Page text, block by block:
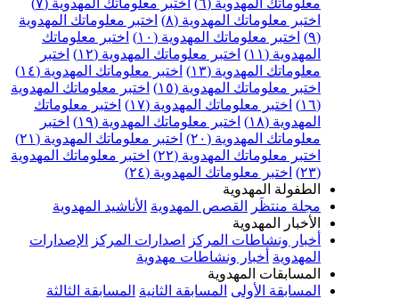
معلوماتك المهدوية (٦)
اختبر معلوماتك المهدوية (٧)
اختبر معلوماتك المهدوية (٨)
اختبر معلوماتك المهدوية
(٩)
اختبر معلوماتك المهدوية (١٠)
اختبر معلوماتك
المهدوية (١١)
اختبر معلوماتك المهدوية (١٢)
اختبر
معلوماتك المهدوية (١٣)
اختبر معلوماتك المهدوية (١٤)
اختبر معلوماتك المهدوية (١٥)
اختبر معلوماتك المهدوية
(١٦)
اختبر معلوماتك المهدوية (١٧)
اختبر معلوماتك
المهدوية (١٨)
اختبر معلوماتك المهدوية (١٩)
اختبر
معلوماتك المهدوية (٢٠)
اختبر معلوماتك المهدوية (٢١)
اختبر معلوماتك المهدوية (٢٢)
اختبر معلوماتك المهدوية
(٢٣)
اختبر معلوماتك المهدوية (٢٤)
الطفولة المهدوية
مجلة منتظَر
القصص المهدوية الأناشيد المهدوية
الأخبار المهدوية
أخبار ونشاطات المركز
اصدارات المركز
الإصدارات
المهدوية أخبار ونشاطات مهدوية
المسابقات المهدوية
المسابقة الأولى المسابقة الثانية المسابقة الثالثة